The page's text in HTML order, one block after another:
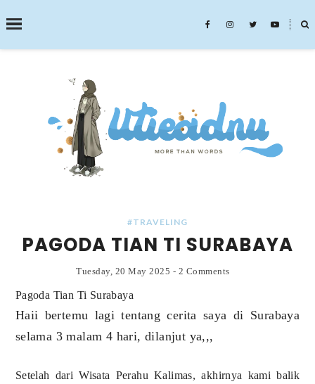
˟
SEARCH THIS BLOG
#TRAVELING
PAGODA TIAN TI SURABAYA
Tuesday, 20 May 2025 - 2 Comments
Pagoda Tian Ti Surabaya
Haii bertemu lagi tentang cerita saya di Surabaya
selama 3 malam 4 hari, dilanjut ya,,,
Setelah dari Wisata Perahu Kalimas, akhirnya kami balik